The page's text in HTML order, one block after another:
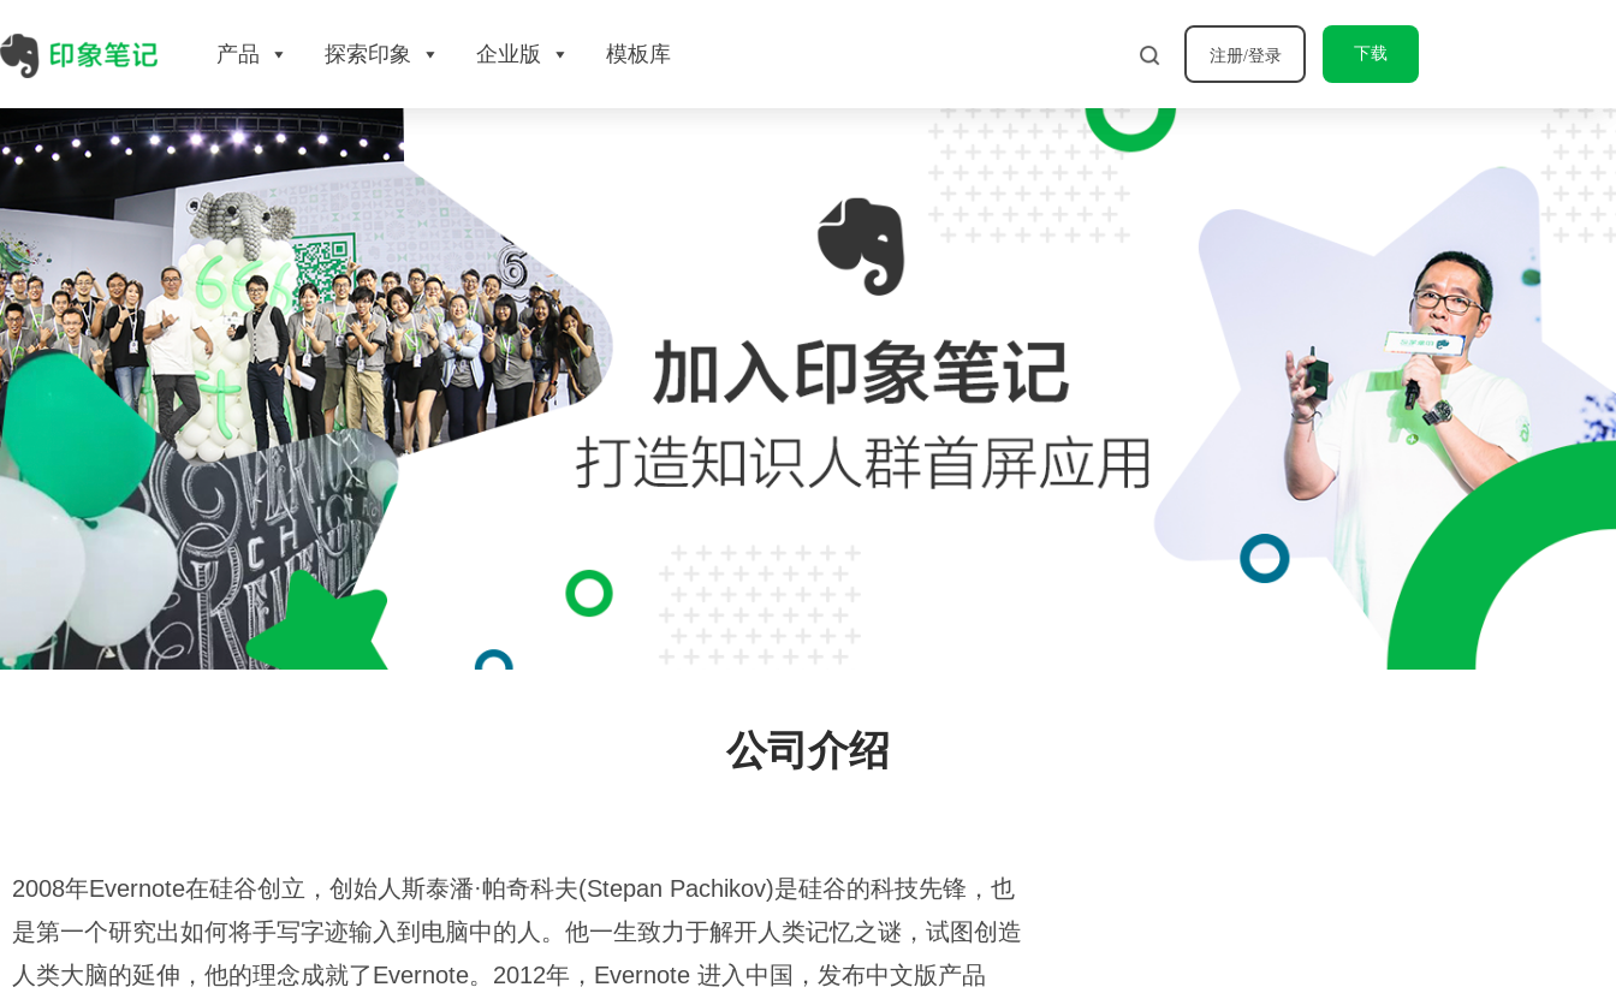
产品 探索印象 企业版 模板库 下载
注册/登录
公司介绍
2008年Evernote在硅谷创立，创始人斯泰潘·帕奇科夫(Stepan Pachikov)是硅谷的科技先锋，也
是第一个研究出如何将手写字迹输入到电脑中的人。他一生致力于解开人类记忆之谜，试图创造
人类大脑的延伸，他的理念成就了Evernote。2012年，Evernote 进入中国，发布中文版产品